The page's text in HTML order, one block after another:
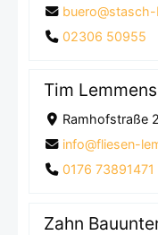
02306 50955
Tim
Ramhofstraße
info@fliesen-
0176 73891471
Zahn